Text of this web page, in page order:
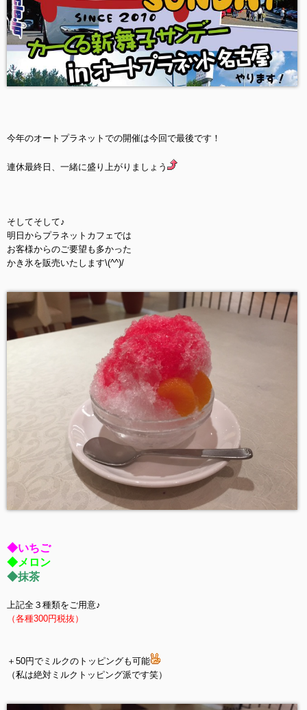
今年のオートプラネットでの開催は今回で最後です！
連休最終日、一緒に盛り上がりましょう
そしてそして♪
明日からプラネットカフェでは
お客様からのご要望も多かった
かき氷を販売いたします\(^^)/
◆いちご
◆メロン
◆抹茶
上記全３種類をご用意♪
（各種300円税抜）
＋50円でミルクのトッピングも可能
（私は絶対ミルクトッピング派です笑）